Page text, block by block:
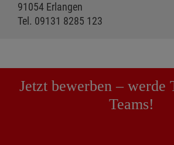
91054 Erlangen
Tel. 09131 8285 123
Jetzt bewerben – werde
Teams!